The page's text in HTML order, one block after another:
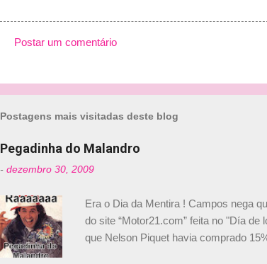
m
e
t
á
r
i
o
s
Postar um comentário
Postagens mais visitadas deste blog
Pegadinha do Malandro
- dezembro 30, 2009
Era o Dia da Mentira ! Campos nega
do site “Motor21.com” feita no "Día de
que Nelson Piquet havia comprado